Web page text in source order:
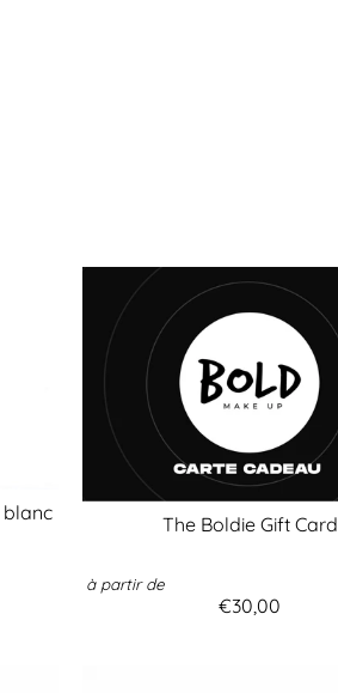
blanc The Boldie Gift Card
à partir de
€30,00